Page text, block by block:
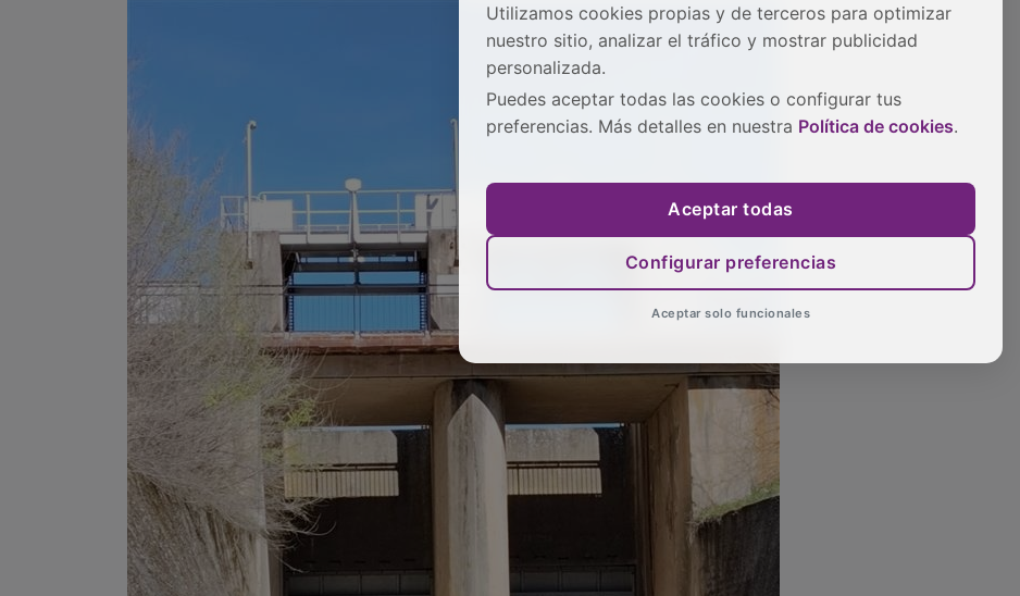
Utilizamos cookies propias y de terceros para optimizar
nuestro sitio, analizar el tráfico y mostrar publicidad
personalizada.
Puedes aceptar todas las cookies o configurar tus
preferencias. Más detalles en nuestra Política de cookies.
Aceptar todas
Configurar preferencias
Aceptar solo funcionales